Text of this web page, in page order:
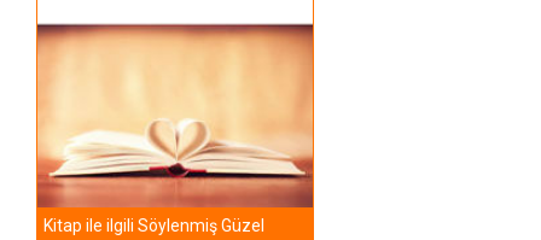
Kitap ile ilgili Söylenmiş Güzel